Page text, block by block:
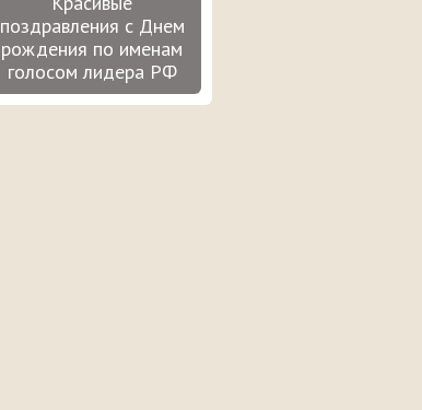
поздравления с Днем
рождения по именам
голосом лидера РФ